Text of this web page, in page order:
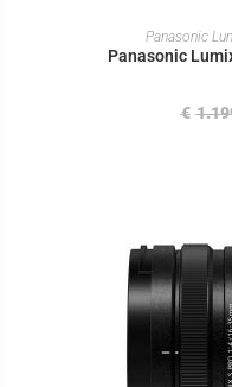
IN
Panasonic
Panasonic
€